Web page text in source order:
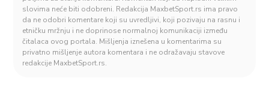
slovima neće biti odobreni. Redakcija MaxbetSport.rs ima pravo
da ne odobri komentare koji su uvredljivi, koji pozivaju na rasnu i
etničku mržnju i ne doprinose normalnoj komunikaciji između
čitalaca ovog portala. Mišljenja iznešena u komentarima su
privatno mišljenje autora komentara i ne odražavaju stavove
redakcije MaxbetSport.rs.